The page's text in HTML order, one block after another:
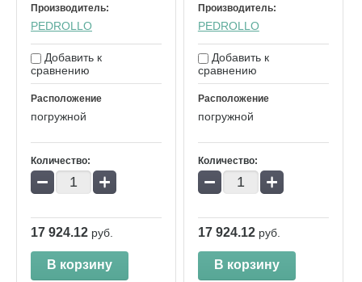
Производитель:
PEDROLLO
Добавить к
сравнению
Расположение
погружной
Количество:
− +
17 924.12 руб.
В корзину
Производитель:
PEDROLLO
Добавить к
сравнению
Расположение
погружной
Количество:
− +
17 924.12 руб.
В корзину